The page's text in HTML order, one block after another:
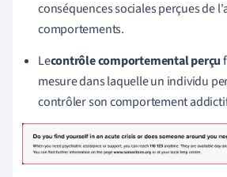
conséquences sociales perçues de
comportements.
Lecontrôle comportemental perçu
mesure dans laquelle un individu
contrôler son comportement